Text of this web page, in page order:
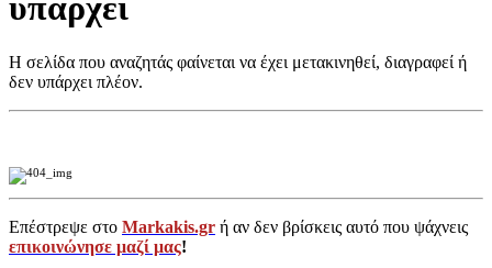
υπάρχει
Η σελίδα που αναζητάς φαίνεται να έχει μετακινηθεί, διαγραφεί ή
δεν υπάρχει πλέον.
Επέστρεψε στο Markakis.gr ή αν δεν βρίσκεις αυτό που ψάχνεις
επικοινώνησε μαζί μας!